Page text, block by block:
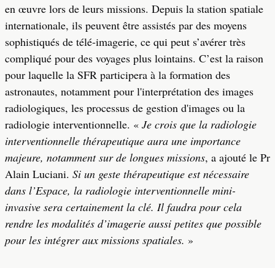
en œuvre lors de leurs missions. Depuis la station spatiale
internationale, ils peuvent être assistés par des moyens
sophistiqués de télé-imagerie, ce qui peut s’avérer très
compliqué pour des voyages plus lointains. C’est la raison
pour laquelle la SFR participera à la formation des
astronautes, notamment pour l'interprétation des images
radiologiques, les processus de gestion d'images ou la
radiologie interventionnelle. « Je crois que la radiologie
interventionnelle thérapeutique aura une importance
majeure, notamment sur de longues missions, a ajouté le Pr
Alain Luciani. Si un geste thérapeutique est nécessaire
dans l’Espace, la radiologie interventionnelle mini-
invasive sera certainement la clé. Il faudra pour cela
rendre les modalités d’imagerie aussi petites que possible
pour les intégrer aux missions spatiales. »